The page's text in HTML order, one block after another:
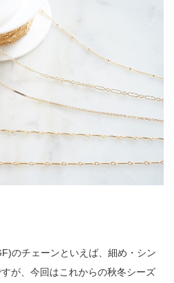
のチェーンといえば、細め・シン
が、今回はこれからの秋冬シーズ